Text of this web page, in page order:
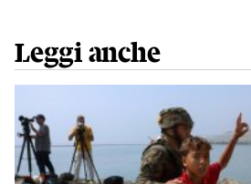
Leggi anche